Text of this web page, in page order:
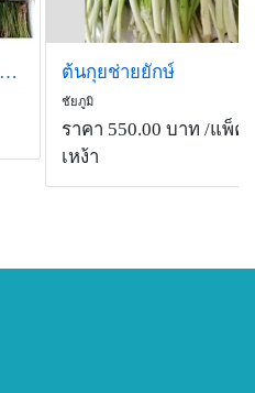
กิ่งพันธุ์กุยช่าย กล่องละ50-60กิ่ง ต้นกุยช่ายยักษ์
ชัยภูมิ
ราคา 550.00 บาท /แพ็ค
เหง้า